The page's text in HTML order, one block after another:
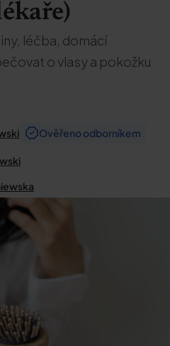
léčba, domácí
o vlasy a pokožku
Ověřeno odborníkem